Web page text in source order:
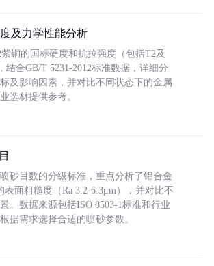
及力学性能分析
铜的国标硬度和抗拉强度（包括T2及
结合GB/T 5231-2012标准数据，详细分
及影响因素，并对比不同状态下的金属
选材提供参考。
砂目数的分级标准，重点分析了铝合金
表面粗糙度（Ra 3.2-6.3μm），并对比不
。数据来源包括ISO 8503-1标准和行业
据需求选择合适的喷砂参数。